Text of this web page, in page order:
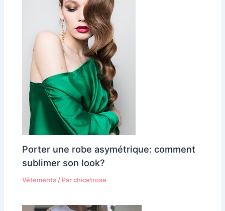
Porter une robe asymétrique: comment
sublimer son look?
Vêtements / Parchicetrose